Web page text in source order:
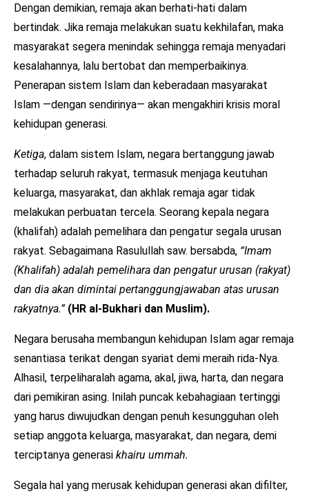
Dengan demikian, remaja akan berhati-hati dalam
bertindak. Jika remaja melakukan suatu kekhilafan, maka
masyarakat segera menindak sehingga remaja menyadari
kesalahannya, lalu bertobat dan memperbaikinya.
Penerapan sistem Islam dan keberadaan masyarakat
Islam —dengan sendirinya— akan mengakhiri krisis moral
kehidupan generasi.
Ketiga, dalam sistem Islam, negara bertanggung jawab
terhadap seluruh rakyat, termasuk menjaga keutuhan
keluarga, masyarakat, dan akhlak remaja agar tidak
melakukan perbuatan tercela. Seorang kepala negara
(khalifah) adalah pemelihara dan pengatur segala urusan
rakyat. Sebagaimana Rasulullah saw. bersabda, “Imam
(Khalifah) adalah pemelihara dan pengatur urusan (rakyat)
dan dia akan dimintai pertanggungjawaban atas urusan
rakyatnya.” (HR al-Bukhari dan Muslim).
Negara berusaha membangun kehidupan Islam agar remaja
senantiasa terikat dengan syariat demi meraih rida-Nya.
Alhasil, terpeliharalah agama, akal, jiwa, harta, dan negara
dari pemikiran asing. Inilah puncak kebahagiaan tertinggi
yang harus diwujudkan dengan penuh kesungguhan oleh
setiap anggota keluarga, masyarakat, dan negara, demi
terciptanya generasi khairu ummah.
Segala hal yang merusak kehidupan generasi akan difilter,